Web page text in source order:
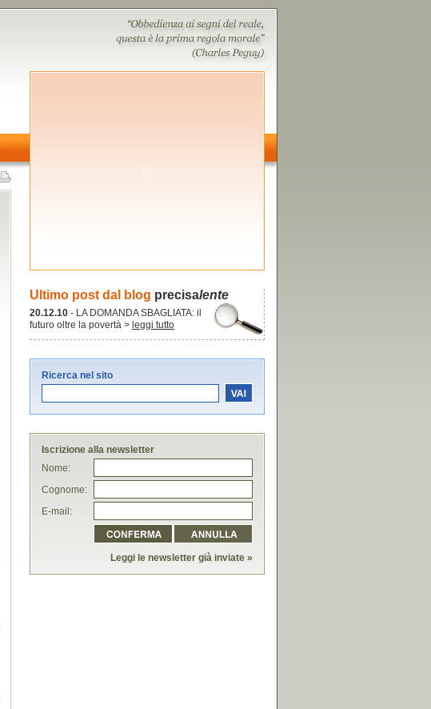
Ultimo post dal blog precisalente
20.12.10 - LA DOMANDA SBAGLIATA: il
futuro oltre la povertà > leggi tutto
Ricerca nel sito
Iscrizione alla newsletter
Nome:
Cognome:
E-mail:
Leggi le newsletter già inviate »